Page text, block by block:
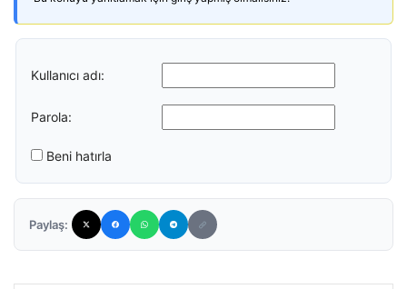
Kullanıcı adı:
Parola:
Beni hatırla
Paylaş: